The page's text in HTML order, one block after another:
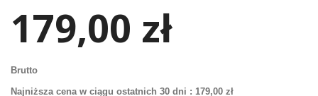
179,00 zł
Brutto
Najniższa cena w ciągu ostatnich 30 dni : 179,00 zł